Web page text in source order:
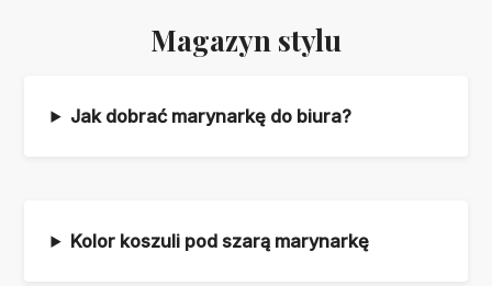
Magazyn stylu
Jak dobrać marynarkę do biura?
Kolor koszuli pod szarą marynarkę